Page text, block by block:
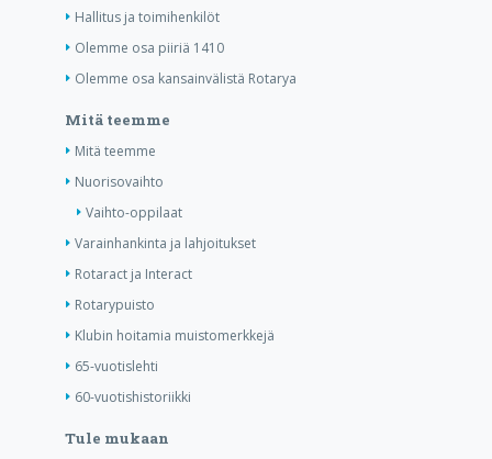
Hallitus ja toimihenkilöt
Olemme osa piiriä 1410
Olemme osa kansainvälistä Rotarya
Mitä teemme
Mitä teemme
Nuorisovaihto
Vaihto-oppilaat
Varainhankinta ja lahjoitukset
Rotaract ja Interact
Rotarypuisto
Klubin hoitamia muistomerkkejä
65-vuotislehti
60-vuotishistoriikki
Tule mukaan